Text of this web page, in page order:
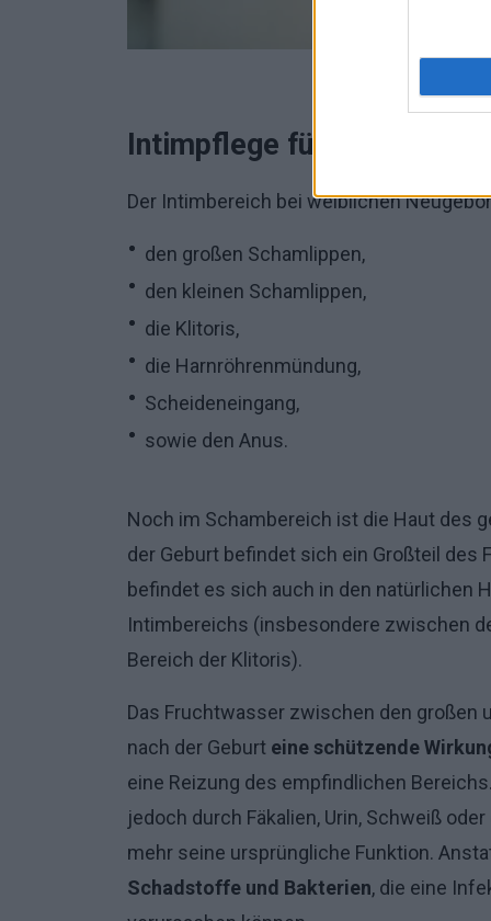
Intimpflege für Mädchen
Der Intimbereich bei weiblichen
den großen Schamlippen,
den kleinen Schamlippen,
die Klitoris,
die Harnröhrenmündung,
Scheideneingang,
sowie den Anus.
Noch im Schambereich ist die Haut des
der Geburt befindet sich ein Großteil des
befindet es sich auch in den natürlichen
Intimbereichs (insbesondere zwischen
Bereich der Klitoris).
Das Fruchtwasser zwischen den großen
nach der Geburt eine schützende
eine Reizung des empfindlichen
jedoch durch Fäkalien, Urin, Schweiß
mehr seine ursprüngliche Funktion.
Schadstoffe und Bakterien, die eine